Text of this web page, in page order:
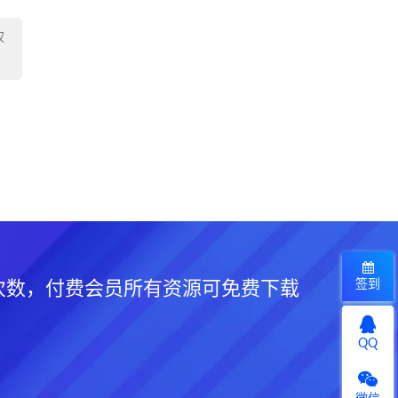
，付费会员所有资源可免费下载 签到
QQ